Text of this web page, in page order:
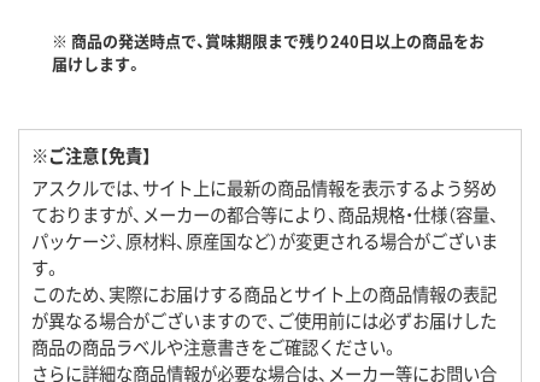
※ 商品の発送時点で、賞味期限まで残り240日以上の商品をお
届けします。
※ご注意【免責】
アスクルでは、サイト上に最新の商品情報を表示するよう努め
ておりますが、メーカーの都合等により、商品規格・仕様（容量、
パッケージ、原材料、原産国など）が変更される場合がございま
す。
このため、実際にお届けする商品とサイト上の商品情報の表記
が異なる場合がございますので、ご使用前には必ずお届けした
商品の商品ラベルや注意書きをご確認ください。
さらに詳細な商品情報が必要な場合は、メーカー等にお問い合